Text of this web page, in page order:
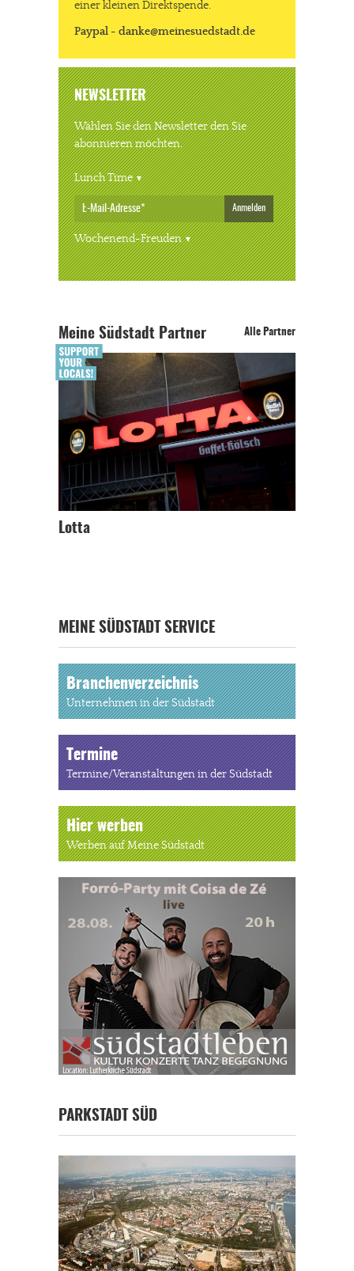
Paypal - danke@meinesuedstadt.de
JETZT SPENDEN Schon erledigt!
einer kleinen Direktspende.
Paypal - danke@meinesuedstadt.de
NEWSLETTER
Wählen Sie den Newsletter den Sie
abonnieren möchten.
Lunch Time
Anmelden
Wochenend-Freuden
Meine Südstadt Partner Alle Partner
Lotta
MEINE SÜDSTADT SERVICE
Branchenverzeichnis
Unternehmen in der Südstadt
Termine
Termine/Veranstaltungen in der Südstadt
Hier werben
Werben auf Meine Südstadt
PARKSTADT SÜD